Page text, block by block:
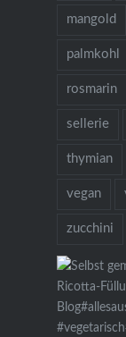
mangold
palmkohl
rosmarin
sellerie
thymian
vegan
zucchini